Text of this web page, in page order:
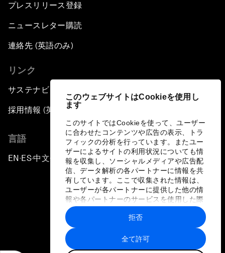
このウェブサイトはCookieを使用し
ます
このサイトではCookieを使って、ユーザー
に合わせたコンテンツや広告の表示、トラ
フィックの分析を行っています。またユー
ザーによるサイトの利用状況についても情
報を収集し、ソーシャルメディアや広告配
信、データ解析の各パートナーに情報を共
有しています。ここで収集された情報は、
ユーザーが各パートナーに提供した他の情
報や各パートナーのサービスを使用した際
に収集された情報と組み合わされ、各パー
トナーによって使用されることがありま
す。
全て許可
拒否
プレスリリース登録
ニュースレター購読
連絡先 (英語のみ)
リンク
サステナビリティへの取り組み
採用情報 (英語のみ)
言語
EN ▪ ES▪中文▪ 日本語
プライバシーポリシーと利用規約
サイトマップ